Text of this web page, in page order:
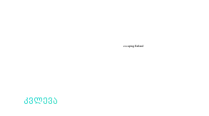
escaping flatland
კვლევა